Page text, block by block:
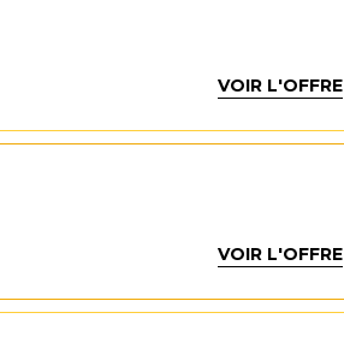
VOIR L'OFFRE
VOIR L'OFFRE